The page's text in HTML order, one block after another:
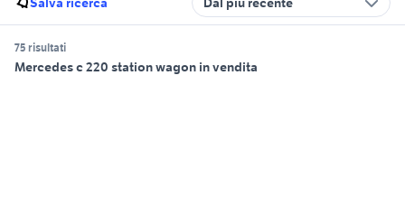
75 risultati
Mercedes c 220 station wagon in vendita